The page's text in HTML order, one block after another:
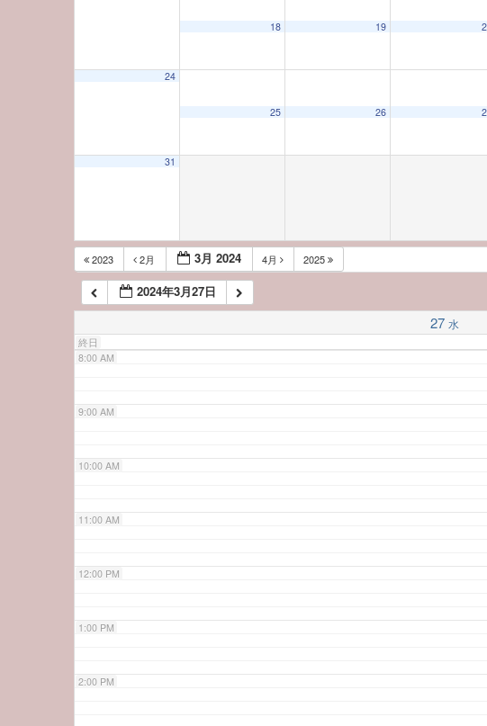
18 19
24
25 26
31
2023 2月 3月 2024 4月 2025
2024年3月27日
27 水
終日
6:00 AM
7:00 AM
8:00 AM
9:00 AM
10:00 AM
11:00 AM
12:00 PM
1:00 PM
2:00 PM